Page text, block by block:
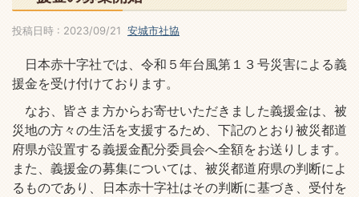
投稿日時 : 2023/09/21 安城市社協
日本赤十字社では、令和５年台風第１３号災害による義
援金を受け付けております。
なお、皆さま方からお寄せいただきました義援金は、被
災地の方々の生活を支援するため、下記のとおり被災都道
府県が設置する義援金配分委員会へ全額をお送りします。
また、義援金の募集については、被災都道府県の判断によ
るものであり、日本赤十字社はその判断に基づき、受付を